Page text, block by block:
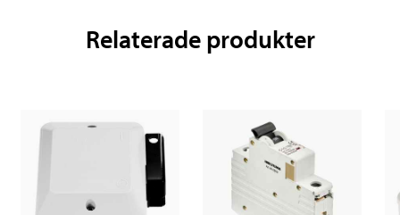
Relaterade produkter